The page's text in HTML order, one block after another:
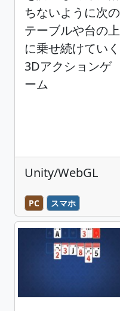
ちないように次の
テーブルや台の上
に乗せ続けていく
3Dアクションゲ
ーム
Unity/WebGL
PC スマホ